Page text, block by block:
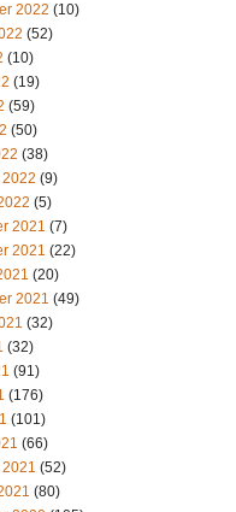
2022 (10)
(52)
(10)
(19)
(59)
(50)
(38)
2022 (9)
(5)
2021 (7)
2021 (22)
(20)
2021 (49)
(32)
(32)
(91)
(176)
(101)
(66)
2021 (52)
(80)